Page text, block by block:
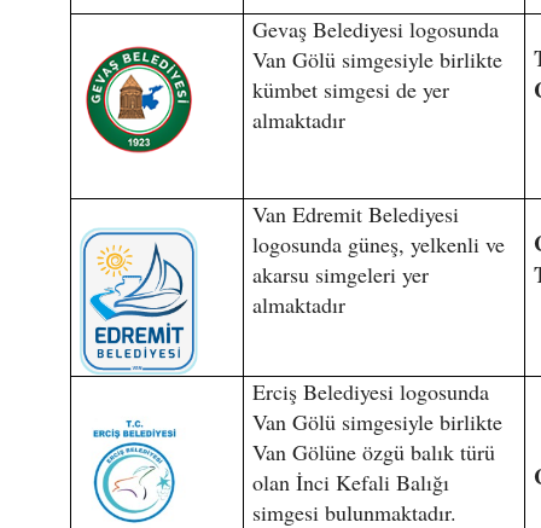
Gevaş Belediyesi logosunda
Van Gölü simgesiyle birlikte
kümbet simgesi de yer
almaktadır
Van Edremit Belediyesi
logosunda güneş, yelkenli ve
akarsu simgeleri yer
almaktadır
Erciş Belediyesi logosunda
Van Gölü simgesiyle birlikte
Van Gölüne özgü balık türü
olan İnci Kefali Balığı
simgesi bulunmaktadır.